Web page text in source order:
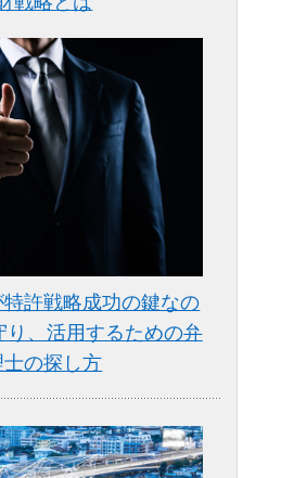
許戦略成功の鍵なの
り、活用するための弁
士の探し方